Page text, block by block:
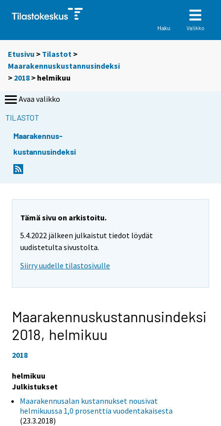
Haku Valikko
Etusivu > Tilastot >
Maarakennuskustannusindeksi
> 2018 > helmikuu
Avaa valikko
TILASTOT
Maarakennus-
kustannusindeksi
Tämä sivu on arkistoitu.
5.4.2022 jälkeen julkaistut tiedot löydät
uudistetulta sivustolta.
Siirry uudelle tilastosivulle
Maarakennuskustannusindeksi
2018, helmikuu
2018
helmikuu
Julkistukset
Maarakennusalan kustannukset nousivat
helmikuussa 1,0 prosenttia vuodentakaisesta
(23.3.2018)